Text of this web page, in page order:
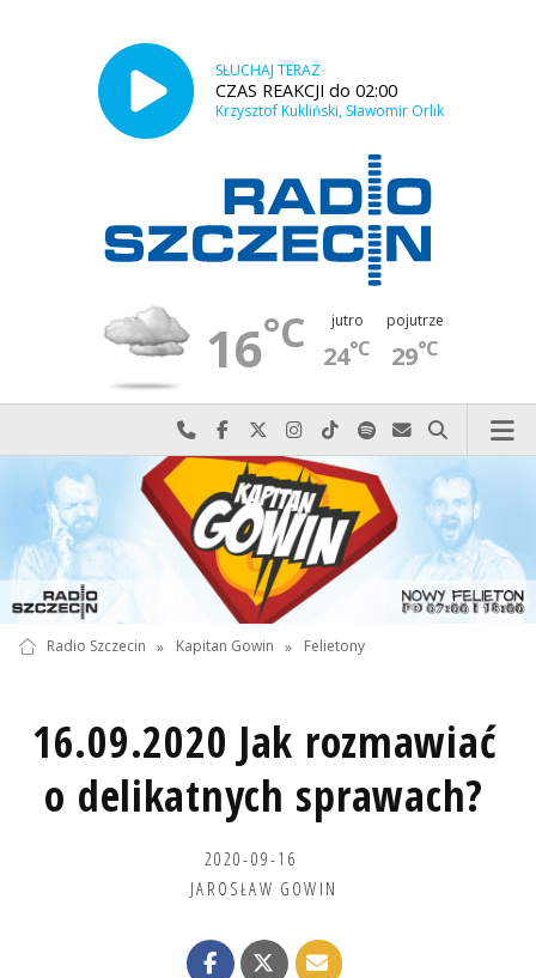
SŁUCHAJ TERAZ
CZAS REAKCJI do 02:00
Krzysztof Kukliński, Sławomir Orlik
16°C jutro
24°C
pojutrze
29°C
Najlepiej po prostu do nas zadzwoń
Odwiedź nas na Facebook-u
Odwiedź nas na X
Odwiedź nas na Instagram-ie
Odwiedź nas na TikTok-u
Szukaj nas na Spotify
Wyślij do nas
Szukaj
Radio Szczecin » Kapitan Gowin » Felietony
16.09.2020 Jak rozmawiać
o delikatnych sprawach?
2020-09-16
JAROSŁAW GOWIN